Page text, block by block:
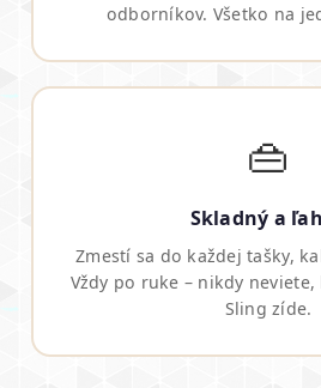
odborníkov. Všetko na
👜
Skladný a
Zmestí sa do každej tašky,
Vždy po ruke – nikdy neviete,
Sling zíde.